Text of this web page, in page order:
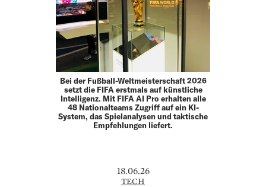
Bei der Fußball-Weltmeisterschaft 2026
setzt die FIFA erstmals auf künstliche
Intelligenz. Mit FIFA AI Pro erhalten alle
48 Nationalteams Zugriff auf ein KI-
System, das Spielanalysen und taktische
Empfehlungen liefert.
18.06.26
TECH